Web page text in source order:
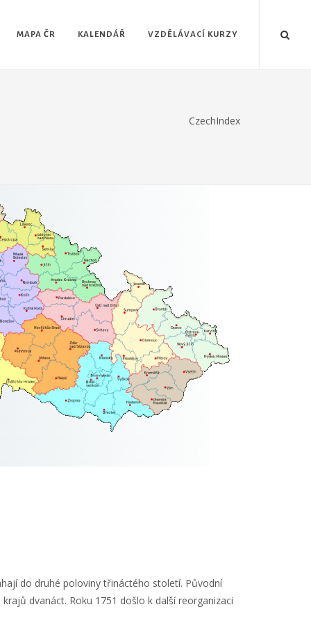
MAPA ČR KALENDÁŘ VZDĚLÁVACÍ KURZY
CzechIndex
do druhé poloviny třináctého století. Původní
dvanáct. Roku 1751 došlo k další reorganizaci